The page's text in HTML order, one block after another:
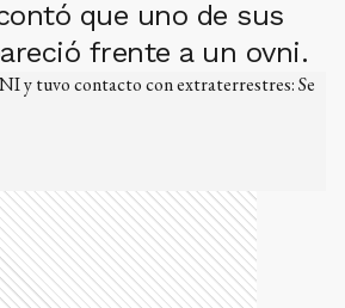
que uno de sus
frente a un ovni.